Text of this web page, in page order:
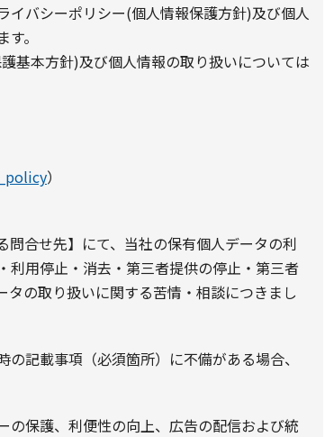
イバシーポリシー(個人情報保護方針)及び個人
。
基本方針)及び個人情報の取り扱いについては
）
問合せ先】にて、当社の保有個人データの利
利用停止・消去・第三者提供の停止・第三者
の取り扱いに関する苦情・相談につきまし
記載事項（必須箇所）に不備がある場合、
の保護、利便性の向上、広告の配信および統